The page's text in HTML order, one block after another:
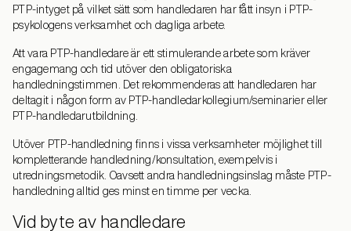
PTP-intyget på vilket sätt som handledaren har fått insyn i PTP-
psykologens verksamhet och dagliga arbete.
Att vara PTP-handledare är ett stimulerande arbete som kräver
engagemang och tid utöver den obligatoriska
handledningstimmen. Det rekommenderas att handledaren har
deltagit i någon form av PTP-handledarkollegium/seminarier eller
PTP-handledarutbildning.
Utöver PTP-handledning finns i vissa verksamheter möjlighet till
kompletterande handledning/konsultation, exempelvis i
utredningsmetodik. Oavsett andra handledningsinslag måste PTP-
handledning alltid ges minst en timme per vecka.
Vid byte av handledare